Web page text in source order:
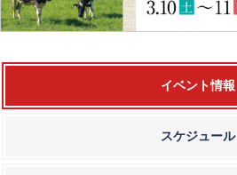
イベント情報
スケジュール